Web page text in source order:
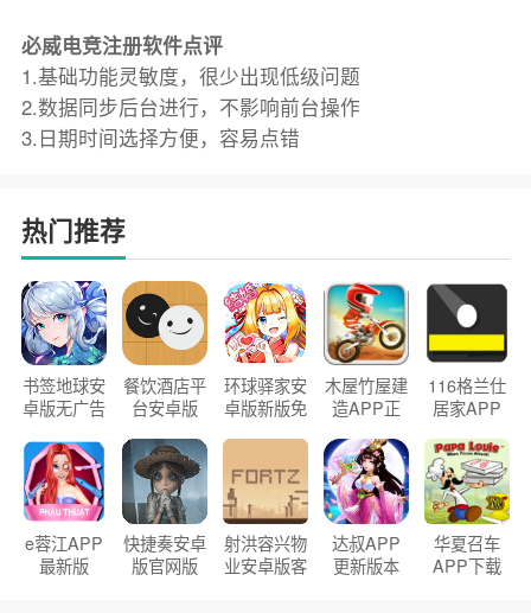
必威电竞注册软件点评
1.基础功能灵敏度，很少出现低级问题
2.数据同步后台进行，不影响前台操作
3.日期时间选择方便，容易点错
热门推荐
书签地球安
卓版无广告
餐饮酒店平
台安卓版
环球驿家安
卓版新版免
木屋竹屋建
造APP正
116格兰仕
居家APP
e蓉江APP
最新版
快捷奏安卓
版官网版
射洪容兴物
业安卓版客
达叔APP
更新版本
华夏召车
APP下载